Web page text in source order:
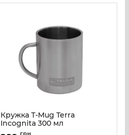
Кружка T-Mug Terra
Incognita 300 мл
Артикул: T_Mug_300
грн